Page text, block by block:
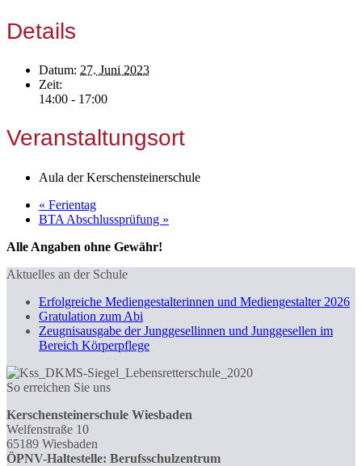
Details
Datum: 27. Juni 2023
Zeit:
14:00 - 17:00
Veranstaltungsort
Aula der Kerschensteinerschule
« Ferientag
BTA Abschlussprüfung »
Alle Angaben ohne Gewähr!
Aktuelles an der Schule
Erfolgreiche Mediengestalterinnen und Mediengestalter 2026
Gratulation zum Abi
Zeugnisausgabe der Junggesellinnen und Junggesellen im
Bereich Körperpflege
So erreichen Sie uns
Kerschensteinerschule Wiesbaden
Welfenstraße 10
65189 Wiesbaden
ÖPNV-Haltestelle: Berufsschulzentrum